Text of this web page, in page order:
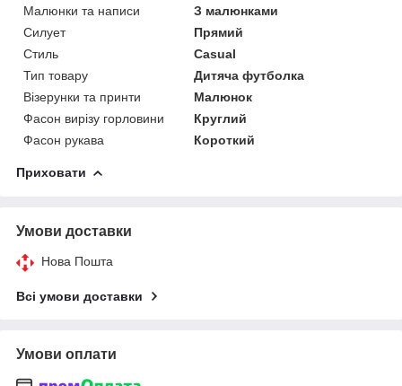
Малюнки та написи
З малюнками
Силует
Прямий
Стиль
Casual
Тип товару
Дитяча футболка
Візерунки та принти
Малюнок
Фасон вирізу горловини
Круглий
Фасон рукава
Короткий
Приховати
Умови доставки
Нова Пошта
Всі умови доставки
Умови оплати